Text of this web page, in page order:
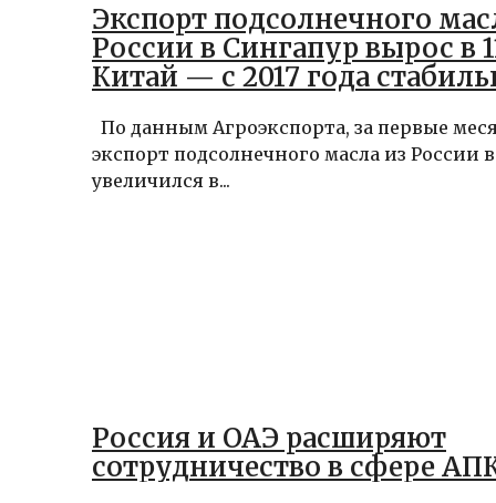
Экспорт подсолнечного
России в Сингапур вырос в
Китай — с 2017 года
По данным Агроэкспорта, за первые
экспорт подсолнечного масла из России
увеличился в...
Россия и ОАЭ расширяют
сотрудничество в сфере